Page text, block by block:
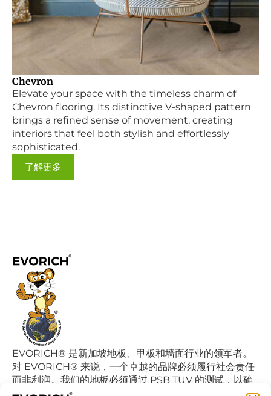
Chevron
Elevate your space with the timeless charm of
Chevron flooring. Its distinctive V-shaped pattern
brings a refined sense of movement, creating
interiors that feel both stylish and effortlessly
sophisticated.
了解更多
EVORICH® 是新加坡地板、甲板和墙面行业的领军者。
对 EVORICH® 来说，一个卓越的品牌必须履行社会责任
而非利润。我们的地板必须通过 PSB TUV 的测试，以确
保认证的乙烯基地板不会降低室内空气的质量继而影响我